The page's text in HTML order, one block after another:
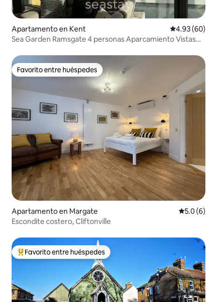
Apartamento en Kent Calificación
4.93 (60)
Sea Garden Ramsgate 4 personas Aparcamiento Vistas
Favorito entre huéspedes
Favorito entre huéspedes
Apartamento en Margate
5.0 (6)
Escondite costero, Cliftonville
Favorito entre huéspedes preferido
Favorito entre huéspedes